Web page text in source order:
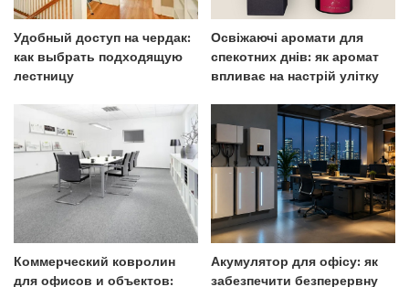
Удобный доступ на чердак:
как выбрать подходящую
лестницу
Освіжаючі аромати для
спекотних днів: як аромат
впливає на настрій улітку
Коммерческий ковролин
для офисов и объектов:
Акумулятор для офісу: як
забезпечити безперервну